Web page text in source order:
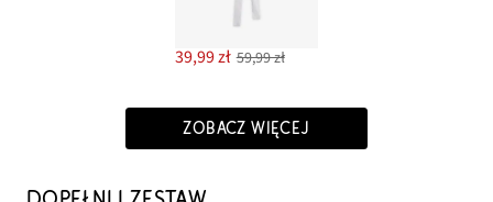
39,99 zł 59,99 zł
ZOBACZ WIĘCEJ